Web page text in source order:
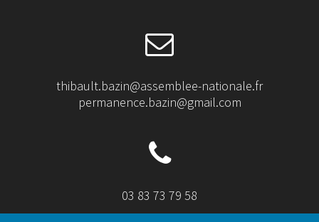
thibault.bazin@assemblee-nationale.fr
permanence.bazin@gmail.com
03 83 73 79 58